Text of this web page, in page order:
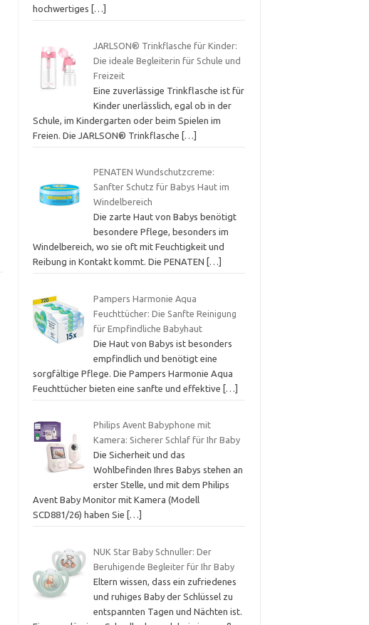
hochwertiges
[…]
JARLSON® Trinkflasche für Kinder:
Die ideale Begleiterin für Schule und
Freizeit
Eine zuverlässige Trinkflasche ist für
Kinder unerlässlich, egal ob in der
Schule, im Kindergarten oder beim Spielen im
Freien. Die JARLSON® Trinkflasche […]
PENATEN Wundschutzcreme:
Sanfter Schutz für Babys Haut im
Windelbereich
Die zarte Haut von Babys benötigt
besondere Pflege, besonders im
Windelbereich, wo sie oft mit Feuchtigkeit und
Reibung in Kontakt kommt. Die PENATEN
[…]
Pampers Harmonie Aqua
Feuchttücher: Die Sanfte Reinigung
für Empfindliche Babyhaut
Die Haut von Babys ist besonders
empfindlich und benötigt eine
sorgfältige Pflege. Die Pampers Harmonie Aqua
Feuchttücher bieten eine sanfte und effektive […]
Philips Avent Babyphone mit
Kamera: Sicherer Schlaf für Ihr Baby
Die Sicherheit und das
Wohlbefinden Ihres Babys stehen an
erster Stelle, und mit dem Philips
Avent Baby Monitor mit Kamera (Modell
SCD881/26) haben Sie
[…]
NUK Star Baby Schnuller: Der
Beruhigende Begleiter für Ihr Baby
Eltern wissen, dass ein zufriedenes
und ruhiges Baby der Schlüssel zu
entspannten Tagen und Nächten ist.